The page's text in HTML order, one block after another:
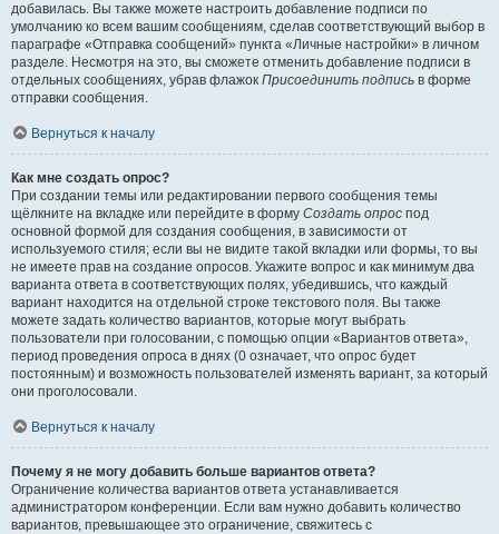
добавилась. Вы также можете настроить добавление подписи по
умолчанию ко всем вашим сообщениям, сделав соответствующий выбор в
параграфе «Отправка сообщений» пункта «Личные настройки» в личном
разделе. Несмотря на это, вы сможете отменить добавление подписи в
отдельных сообщениях, убрав флажок Присоединить подпись в форме
отправки сообщения.
Вернуться к началу
Как мне создать опрос?
При создании темы или редактировании первого сообщения темы
щёлкните на вкладке или перейдите в форму Создать опрос под
основной формой для создания сообщения, в зависимости от
используемого стиля; если вы не видите такой вкладки или формы, то вы
не имеете прав на создание опросов. Укажите вопрос и как минимум два
варианта ответа в соответствующих полях, убедившись, что каждый
вариант находится на отдельной строке текстового поля. Вы также
можете задать количество вариантов, которые могут выбрать
пользователи при голосовании, с помощью опции «Вариантов ответа»,
период проведения опроса в днях (0 означает, что опрос будет
постоянным) и возможность пользователей изменять вариант, за который
они проголосовали.
Вернуться к началу
Почему я не могу добавить больше вариантов ответа?
Ограничение количества вариантов ответа устанавливается
администратором конференции. Если вам нужно добавить количество
вариантов, превышающее это ограничение, свяжитесь с